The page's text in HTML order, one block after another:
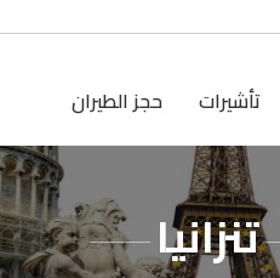
تأشيرات حجز الطيران
تنزانيا